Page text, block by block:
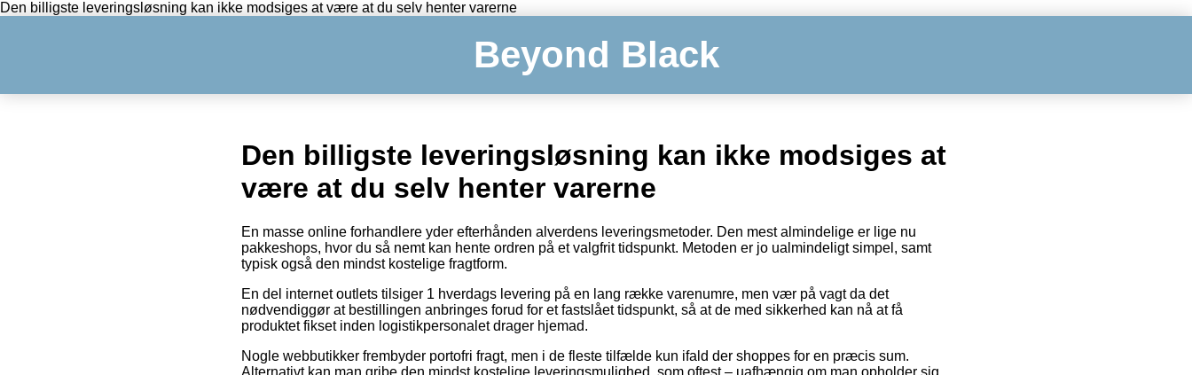
Den billigste leveringsløsning kan ikke modsiges at være at du selv henter varerne
Beyond Black
Den billigste leveringsløsning kan ikke modsiges at
være at du selv henter varerne
En masse online forhandlere yder efterhånden alverdens leveringsmetoder. Den mest almindelige er lige nu
pakkeshops, hvor du så nemt kan hente ordren på et valgfrit tidspunkt. Metoden er jo ualmindeligt simpel, samt
typisk også den mindst kostelige fragtform.
En del internet outlets tilsiger 1 hverdags levering på en lang række varenumre, men vær på vagt da det
nødvendiggør at bestillingen anbringes forud for et fastslået tidspunkt, så at de med sikkerhed kan nå at få
produktet fikset inden logistikpersonalet drager hjemad.
Nogle webbutikker frembyder portofri fragt, men i de fleste tilfælde kun ifald der shoppes for en præcis sum.
Alternativt kan man gribe den mindst kostelige leveringsmulighed, som oftest – uafhængig om man opholder sig